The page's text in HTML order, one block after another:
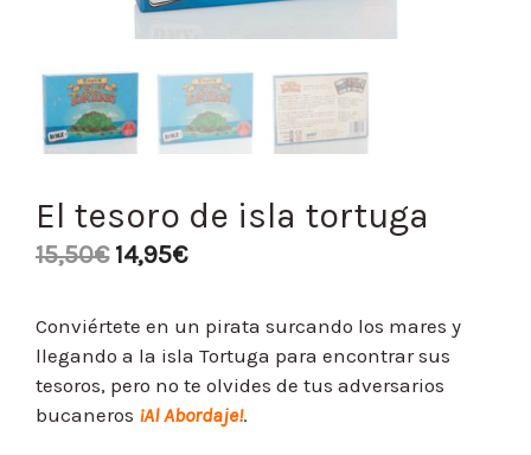
El tesoro de isla tortuga
15,50€ 14,95€
Conviértete en un pirata surcando los mares y
llegando a la isla Tortuga para encontrar sus
tesoros, pero no te olvides de tus adversarios
bucaneros ¡Al Abordaje!.